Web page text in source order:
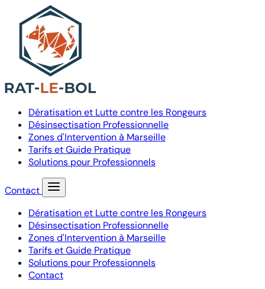
Dératisation et Lutte contre les Rongeurs
Désinsectisation Professionnelle
Zones d'Intervention à Marseille
Tarifs et Guide Pratique
Solutions pour Professionnels
Contact
Dératisation et Lutte contre les Rongeurs
Désinsectisation Professionnelle
Zones d'Intervention à Marseille
Tarifs et Guide Pratique
Solutions pour Professionnels
Contact